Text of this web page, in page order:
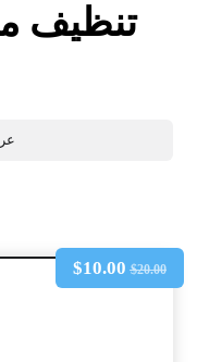
تنظيف
$20.00
$10.00